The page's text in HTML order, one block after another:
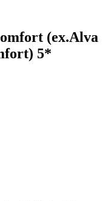
(ex.Alva
5*